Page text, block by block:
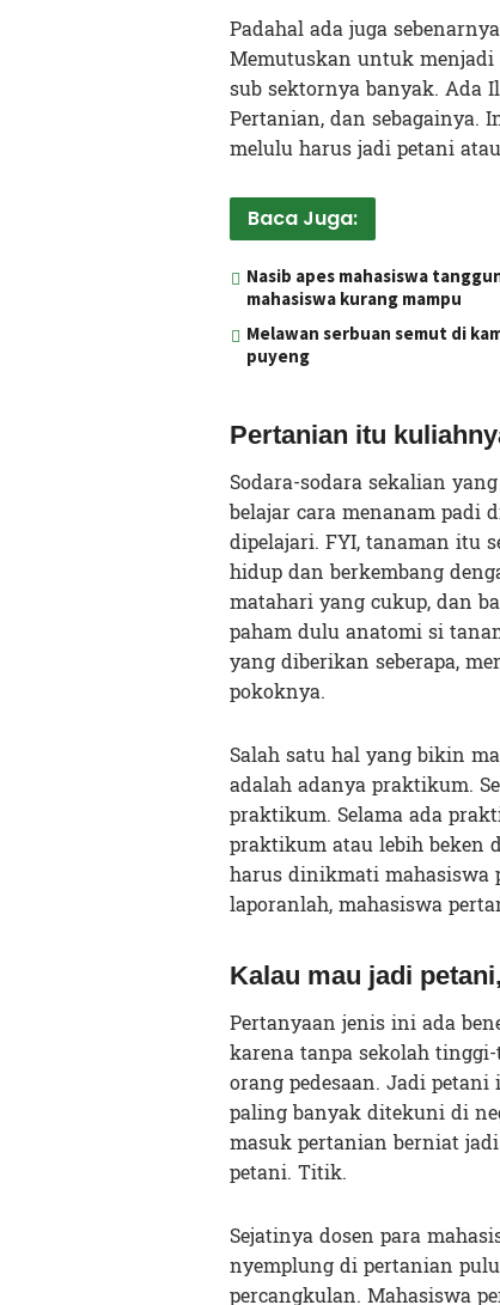
Padahal ada juga
Memutuskan untuk
sub sektornya banyak. Ada
Pertanian, dan sebagainya.
melulu harus jadi petani
Baca Juga:
Nasib apes mahasiswa
mahasiswa kurang mampu
Melawan serbuan semut di
puyeng
Pertanian itu
Sodara-sodara sekalian
belajar cara menanam padi
dipelajari. FYI, tanaman itu
hidup dan berkembang
matahari yang cukup, dan
paham dulu anatomi si
yang diberikan seberapa,
pokoknya.
Salah satu hal yang bikin
adalah adanya praktikum.
praktikum. Selama ada
praktikum atau lebih beken
harus dinikmati mahasiswa
laporanlah, mahasiswa
Kalau mau jadi
Pertanyaan jenis ini ada
karena tanpa sekolah
orang pedesaan. Jadi
paling banyak ditekuni di
masuk pertanian berniat
petani. Titik.
Sejatinya dosen para
nyemplung di pertanian
percangkulan. Mahasiswa